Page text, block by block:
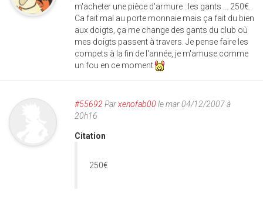
m'acheter une pièce d'armure : les gants ... 250€.
Ca fait mal au porte monnaie mais ça fait du bien
aux doigts, ça me change des gants du club où
mes doigts passent à travers. Je pense faire les
compets à la fin de l'année, je m'amuse comme
un fou en ce moment
#55692 Parxenofab00 le mar 04/12/2007 à
20h16
Citation
250€